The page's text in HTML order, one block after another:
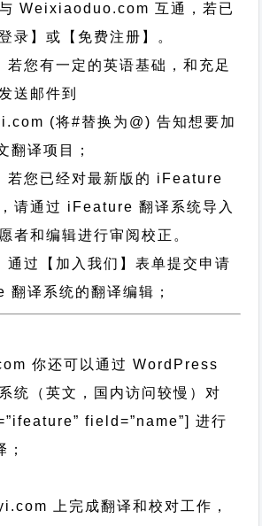
与Weixiaoduo.com 互通，若已
录】或【免费注册】。
若您有一定的英语基础，和充足
送邮件到
(将#替换为@) 告知想要加
翻译项目；
若您已经对最新版的 iFeature
请通过 iFeature 翻译系统导入
者和编辑进行审阅校正。
通过【加入我们】表单提交申请
译系统的翻译编辑；
你还可以通过WordPress
统（英文，国内访问较慢）对
field=”name”]进行
；
上完成翻译和校对工作，